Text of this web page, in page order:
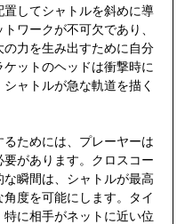
してシャトルを斜めに導
ワークが不可欠であり、
力を生み出すために自分
ットのヘッドは衝撃時に
ャトルが急な軌道を描く
ためには、プレーヤーは
があります。クロスコー
な瞬間は、シャトルが最高
度を可能にします。タイ
に相手がネットに近い位